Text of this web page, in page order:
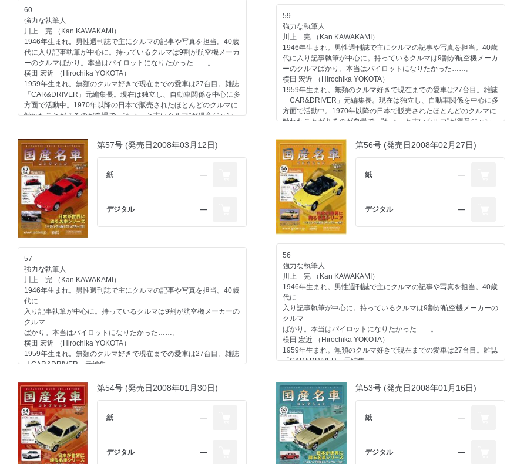
ター、1974年型ヤマハTY80。趣味はジャンク屋巡り。
第63号のラインアップ
コンテンツ
マツダ
エンジン マツダエンジン＜ストーリー01＞第一回
日産
一般モデル シルビア／1979
トヨタ
一般モデル サイノス／1991
三菱
イベント 2007 TMSピックアップ1／トヨタ
今号のメイントピック
一般モデル ホンダ シティ／1981（折り込みページ付き）
第62号のラインアップ
コンテンツ
マツダ
一般モデル ルーチェ／1986
トヨタ
一般モデル マークII／1980
その他のメーカー
スズキエンジン＜ストーリー01＞第一回
自動車業界
今号のメイントピック
一般モデル 日産 ブルーバード／1963（折り込みページ付き）
60
強力な執筆人
川上 完 （Kan KAWAKAMI）
1946年生まれ。男性週刊誌で主にクルマの記事や写真を担当。40歳
代に入り記事執筆が中心に。持っているクルマは9割が航空機メーカ
ーのクルマばかり。本当はパイロットになりたかった……。
横田 宏近 （Hirochika YOKOTA）
1959年生まれ。無類のクルマ好きで現在までの愛車は27台目。雑誌
「CAR&DRIVER」元編集長。現在は独立し、自動車関係を中心に多
方面で活動中。1970年以降の日本で販売されたほとんどのクルマに
触れたことがあるのが自慢で、"ちょっと古いクルマ"が得意ジャン
1966年生まれ。自動車専門誌や一般誌などの編集を経て、現在はフ
リーランスのエディトリアル・ライター。愛車は1989年型ポルシェ
911カレラ、1989年型ハーレーダビッドソン・スポーツスター、
1974年型ヤマハTY80。趣味はジャンク屋巡り。
第60号のラインアップ
コンテンツ
トヨタ
一般モデル コロナ／1970
スバル
一般モデル レックス／1986
その他のメーカー
いすゞエンジン ＜ストーリー01＞第一回
自動車業界
トラック＆バスの歴史-3 第三期 特別編／1954～1966
今号のメイントピック
一般モデル 日産 セフィーロ／1988（折り込みページ付き）
59
強力な執筆人
川上 完 （Kan KAWAKAMI）
1946年生まれ。男性週刊誌で主にクルマの記事や写真を担当。40歳
代に入り記事執筆が中心に。持っているクルマは9割が航空機メーカ
ーのクルマばかり。本当はパイロットになりたかった……。
横田 宏近 （Hirochika YOKOTA）
1959年生まれ。無類のクルマ好きで現在までの愛車は27台目。雑誌
「CAR&DRIVER」元編集長。現在は独立し、自動車関係を中心に多
方面で活動中。1970年以降の日本で販売されたほとんどのクルマに
触れたことがあるのが自慢で、"ちょっと古いクルマ"が得意ジャン
大貫 直次郎 （Naojiro ONUKI）
1966年生まれ。自動車専門誌や一般誌などの編集を経て、現在はフ
リーランスのエディトリアル・ライター。愛車は1989年型ポルシェ
911カレラ、1989年型ハーレーダビッドソン・スポーツスター、
1974年型ヤマハTY80。趣味はジャンク屋巡り。
第59号ラインアップ
スバル
エンジン スバルエンジン＜ストーリー01＞第一回
ホンダ
トヨタ
一般モデル スプリンター／1974
日産
一般モデル VWサンタナ／1984
自動車業界
有料駐車場の歴史 第一回／1959-1969
今号のメイントピック
スズキ ジムニー／1970（折り込みページ付き）
第57号 (発売日2008年03月12日)
紙 ―
デジタル ―
57
強力な執筆人
川上 完 （Kan KAWAKAMI）
1946年生まれ。男性週刊誌で主にクルマの記事や写真を担当。40歳
代に
入り記事執筆が中心に。持っているクルマは9割が航空機メーカーの
クルマ
ばかり。本当はパイロットになりたかった……。
横田 宏近 （Hirochika YOKOTA）
1959年生まれ。無類のクルマ好きで現在までの愛車は27台目。雑誌
「CAR&DRIVER」元編集
降の日本で販売されたほ
とんどのクルマに触れたことがあるのが自慢で、"ちょっと古いクル
マ"が得意ジャンル。
大貫 直次郎 （Naojiro ONUKI）
1966年生まれ。自動車専門誌や一般誌などの編集を経て、現在はフ
リーランスのエディトリアル・ライター。愛車は1989年型
ポルシェ911カレラ、1989年型ハーレーダビッドソン・スポーツス
ター、1974年型ヤマハTY80。趣味はジャンク屋巡り。
第56号 (発売日2008年02月27日)
紙 ―
デジタル ―
56
強力な執筆人
川上 完 （Kan KAWAKAMI）
1946年生まれ。男性週刊誌で主にクルマの記事や写真を担当。40歳
代に
入り記事執筆が中心に。持っているクルマは9割が航空機メーカーの
クルマ
ばかり。本当はパイロットになりたかった……。
横田 宏近 （Hirochika YOKOTA）
1959年生まれ。無類のクルマ好きで現在までの愛車は27台目。雑誌
「CAR&DRIVER」元編集
降の日本で販売されたほ
とんどのクルマに触れたことがあるのが自慢で、"ちょっと古いクル
マ"が得意ジャンル。
大貫 直次郎 （Naojiro ONUKI）
1966年生まれ。自動車専門誌や一般誌などの編集を経て、現在はフ
リーランスのエディトリアル・ライター。愛車は1989年型
ポルシェ911カレラ、1989年型ハーレーダビッドソン・スポーツス
ター、1974年型ヤマハTY80。趣味はジャンク屋巡り。
第54号 (発売日2008年01月30日)
紙 ―
デジタル ―
第53号 (発売日2008年01月16日)
紙 ―
デジタル ―